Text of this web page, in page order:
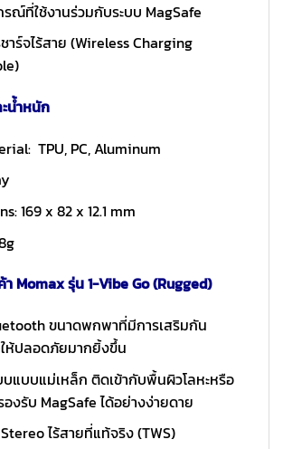
ณ์ที่ใช้งานร่วมกับระบบ MagSafe
าร์จไร้สาย (Wireless Charging
น้ำหนัก
TPU, PC, Aluminum
169 x 82 x 12.1 mm
Momax รุ่น 1-Vibe Go (Rugged)
ขนาดพกพาที่มีการเสริมกัน
ห้ปลอดภัยมากยิ้งขึ้น
แบบแม่เหล็ก ติดเข้ากับพื้นผิวโลหะหรือ
งรับ MagSafe ได้อย่างง่ายดาย
ไร้สายที่แท้จริง (TWS)